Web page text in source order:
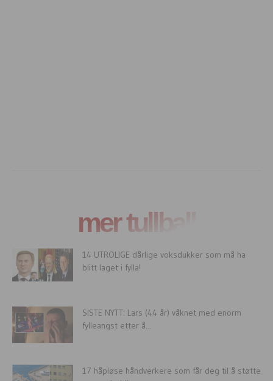
mer tullball
14 UTROLIGE dårlige voksdukker som må ha
blitt laget i fylla!
SISTE NYTT: Lars (44 år) våknet med enorm
fylleangst etter å...
17 håpløse håndverkere som får deg til å støtte